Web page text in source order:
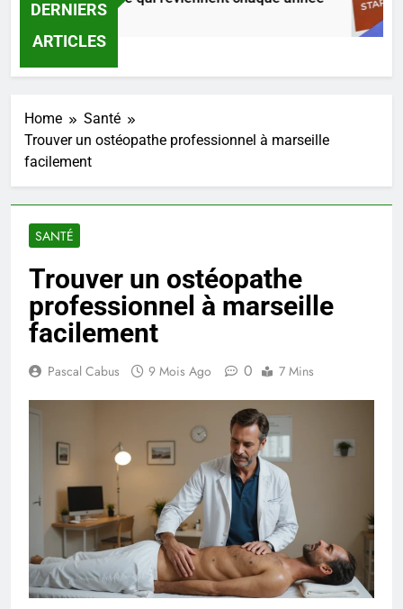
DERNIERS
ARTICLES
Ago
Home
Santé
Trouver un ostéopathe professionnel à marseille
facilement
SANTÉ
Trouver un ostéopathe
professionnel à marseille
facilement
Pascal Cabus 9 Mois Ago 0 7 Mins